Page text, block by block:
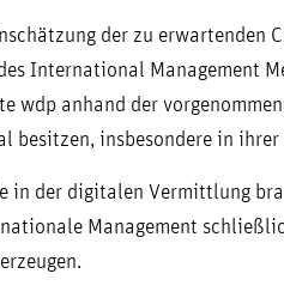
der zu erwartenden
International Management
wdp anhand der
besitzen, insbesondere in ihrer
in der digitalen Vermittlung
Management